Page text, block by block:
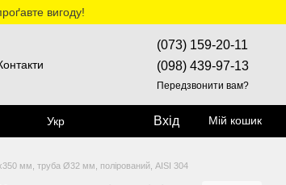
вигоду!
(073) 159-20-11
(098) 439-97-13
Передзвонити вам?
Укр Вхід Мій кошик
мм, труба Ø32 мм, полірований, AISI 304